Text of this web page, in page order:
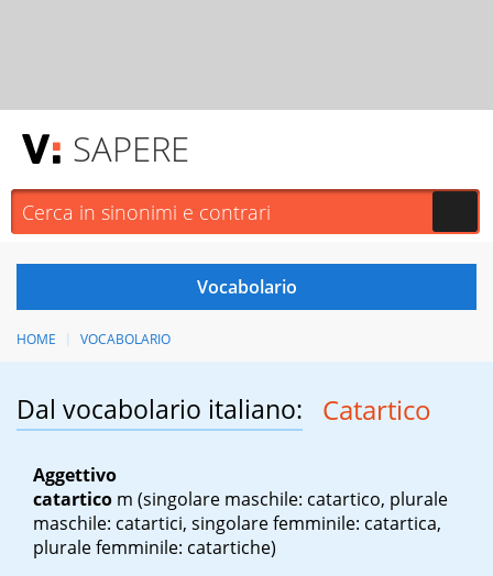
SAPERE
HOME VOCABOLARIO
Dal vocabolario italiano: Catartico
Aggettivo
catartico m (singolare maschile: catartico, plurale
maschile: catartici, singolare femminile: catartica,
plurale femminile: catartiche)